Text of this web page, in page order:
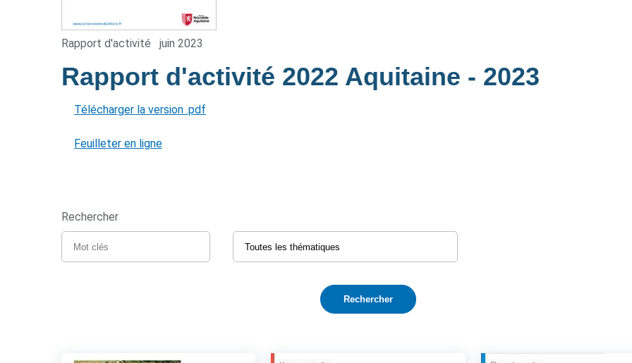
Rapport d'activité juin 2023
Rapport d'activité 2022 Aquitaine - 2023
Télécharger la version .pdf
Feuilleter en ligne
Rechercher